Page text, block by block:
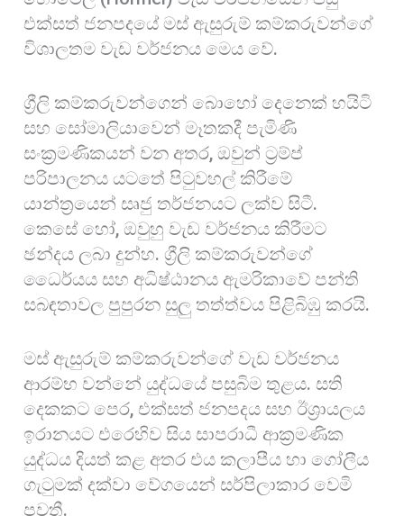
එක්සත් ජනපදයේ මස් ඇසුරුම් කම්කරුවන්ගේ
විශාලතම වැඩ වර්ජනය මෙය වේ.
ග්‍රීලි කම්කරුවන්ගෙන් බොහෝ දෙනෙක් හයිටි
සහ සෝමාලියාවෙන් මෑතකදී පැමිණි
සංක්‍රමණිකයන් වන අතර, ඔවුන් ට්‍රම්ප්
පරිපාලනය යටතේ පිටුවහල් කිරීමේ
යාන්ත්‍රයෙන් සෘජු තර්ජනයට ලක්ව සිටී.
කෙසේ හෝ, ඔවුහු වැඩ වර්ජනය කිරීමට
ඡන්දය ලබා දුන්හ. ග්‍රීලි කම්කරුවන්ගේ
ධෛර්යය සහ අධිෂ්ඨානය ඇමරිකාවේ පන්ති
සබඳතාවල පුපුරන සුලු තත්ත්වය පිළිබිඹු කරයි.
මස් ඇසුරුම් කම්කරුවන්ගේ වැඩ වර්ජනය
ආරම්භ වන්නේ යුද්ධයේ පසුබිම තුළය. සති
දෙකකට පෙර, එක්සත් ජනපදය සහ ඊශ්‍රායලය
ඉරානයට එරෙහිව සිය සාපරාධී ආක්‍රමණික
යුද්ධය දියත් කළ අතර එය කලාපීය හා ගෝලීය
ගැටුමක් දක්වා වේගයෙන් සර්පිලාකාර වෙමි
පවතී.